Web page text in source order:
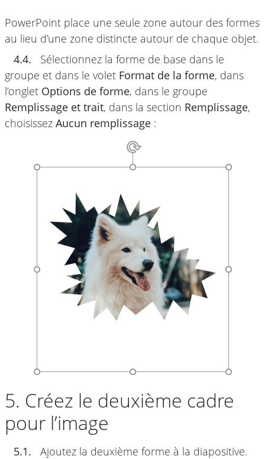
PowerPoint place une seule zone autour des formes
au lieu d’une zone distincte autour de chaque objet.
4.4.
Sélectionnez la forme de base dans le
groupe et dans le volet Format de la forme, dans
l’onglet Options de forme, dans le groupe
Remplissage et trait, dans la section Remplissage,
choisissez Aucun remplissage :
5. Créez le deuxième cadre
pour l’image
5.1.
Ajoutez la deuxième forme à la diapositive.